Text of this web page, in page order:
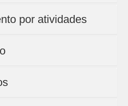
por atividades